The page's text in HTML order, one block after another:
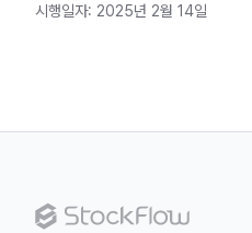
시행일자: 2025년 2월 14일